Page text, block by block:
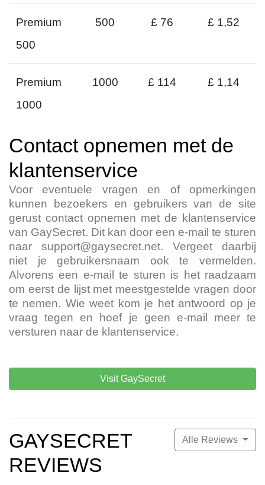
Premium
500
500 £ 76 £ 1,52
Premium
1000
1000 £ 114 £ 1,14
Contact opnemen met de
klantenservice
Voor eventuele vragen en of opmerkingen
kunnen bezoekers en gebruikers van de site
gerust contact opnemen met de klantenservice
van GaySecret. Dit kan door een e-mail te sturen
naar support@gaysecret.net. Vergeet daarbij
niet je gebruikersnaam ook te vermelden.
Alvorens een e-mail te sturen is het raadzaam
om eerst de lijst met meestgestelde vragen door
te nemen. Wie weet kom je het antwoord op je
vraag tegen en hoef je geen e-mail meer te
versturen naar de klantenservice.
Visit GaySecret
Alle Reviews
GAYSECRET
REVIEWS